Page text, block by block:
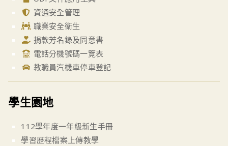
資通安全管理
職業安全衛生
捐款芳名錄及同意書
電話分機號碼一覽表
教職員汽機車停車登記
學生園地
112學年度一年級新生手冊
學習歷程檔案上傳教學